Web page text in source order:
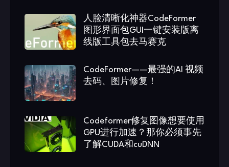
人脸清晰化神器CodeFormer
图形界面包GUI一键安装版离
线版工具包去马赛克
CodeFormer——最强的AI 视频
去码、图片修复！
Codeformer修复图像想要使用
GPU进行加速？那你必须事先
了解CUDA和cuDNN